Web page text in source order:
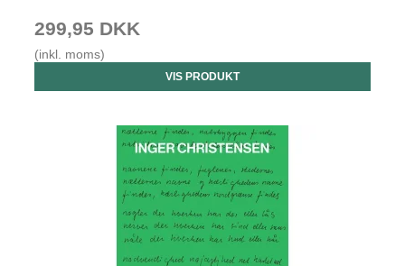
299,95 DKK
(inkl. moms)
VIS PRODUKT